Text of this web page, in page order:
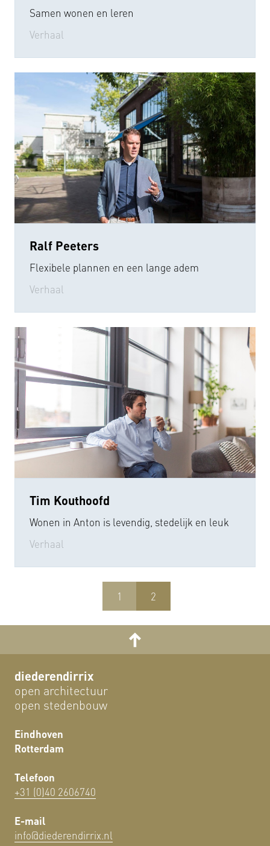
Samen wonen en leren
Verhaal
Ralf Peeters
Flexibele plannen en een lange adem
Verhaal
Tim Kouthoofd
Wonen in Anton is levendig, stedelijk en leuk
Verhaal
1 2
diederendirrix
open architectuur
open stedenbouw
Eindhoven
Rotterdam
Telefoon
+31 (0)40 2606740
E-mail
info@diederendirrix.nl